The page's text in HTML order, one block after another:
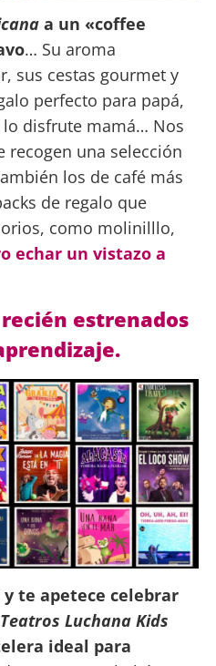
a un «coffee
… Su aroma
sus cestas gourmet y
perfecto para papá,
disfrute mamá… Nos
recogen una selección
los de café más
de regalo que
como molinilllo,
echar un vistazo a
estrenados
y te apetece celebrar
Teatros Luchana Kids
ideal para